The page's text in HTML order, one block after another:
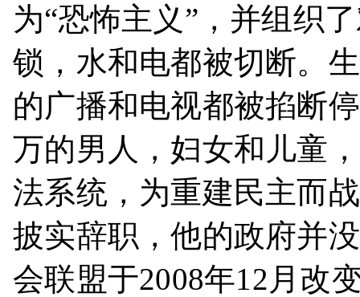
为“恐怖主义”，并组织
锁，水和电都被切断。
的广播和电视都被掐断
万的男人，妇女和儿童
法系统，为重建民主而
披实辞职，他的政府并
会联盟于2008年12 月改